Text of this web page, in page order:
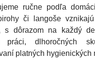
ručne podľa
či langoše
s dôrazom na každý
práci, dlhoročných
platných hygienických